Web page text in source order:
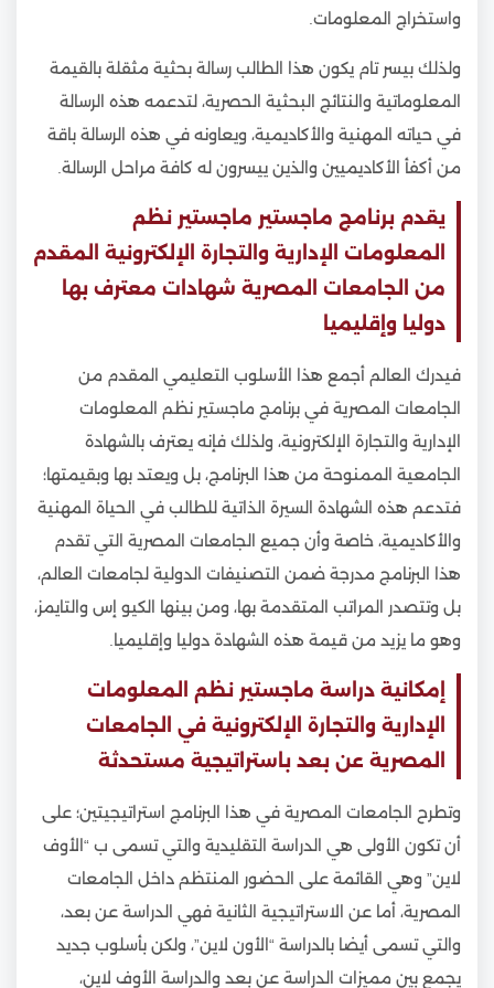
واستخراج المعلومات.
ولذلك بيسر تام يكون هذا الطالب رسالة بحثية مثقلة بالقيمة
المعلوماتية والنتائج البحثية الحصرية، لتدعمه هذه الرسالة
في حياته المهنية والأكاديمية، ويعاونه في هذه الرسالة باقة
من أكفأ الأكاديميين والذين ييسرون له كافة مراحل الرسالة.
يقدم برنامج ماجستير ماجستير نظم
المعلومات الإدارية والتجارة الإلكترونية المقدم
من الجامعات المصرية شهادات معترف بها
دوليا وإقليميا
فيدرك العالم أجمع هذا الأسلوب التعليمي المقدم من
الجامعات المصرية في برنامج ماجستير نظم المعلومات
الإدارية والتجارة الإلكترونية، ولذلك فإنه يعترف بالشهادة
الجامعية الممنوحة من هذا البرنامج، بل ويعتد بها وبقيمتها؛
فتدعم هذه الشهادة السيرة الذاتية للطالب في الحياة المهنية
والأكاديمية، خاصة وأن جميع الجامعات المصرية التي تقدم
هذا البرنامج مدرجة ضمن التصنيفات الدولية لجامعات العالم،
بل وتتصدر المراتب المتقدمة بها، ومن بينها الكيو إس والتايمز،
وهو ما يزيد من قيمة هذه الشهادة دوليا وإقليميا.
إمكانية دراسة ماجستير نظم المعلومات
الإدارية والتجارة الإلكترونية في الجامعات
المصرية عن بعد باستراتيجية مستحدثة
وتطرح الجامعات المصرية في هذا البرنامج استراتيجيتين؛ على
أن تكون الأولى هي الدراسة التقليدية والتي تسمى ب “الأوف
لاين” وهي القائمة على الحضور المنتظم داخل الجامعات
المصرية، أما عن الاستراتيجية الثانية فهي الدراسة عن بعد،
والتي تسمى أيضا بالدراسة “الأون لاين”، ولكن بأسلوب جديد
يجمع بين مميزات الدراسة عن بعد والدراسة الأوف لاين،